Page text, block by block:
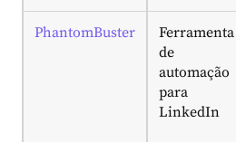
PhantomBuster
Ferramenta
de
automação
para
LinkedIn